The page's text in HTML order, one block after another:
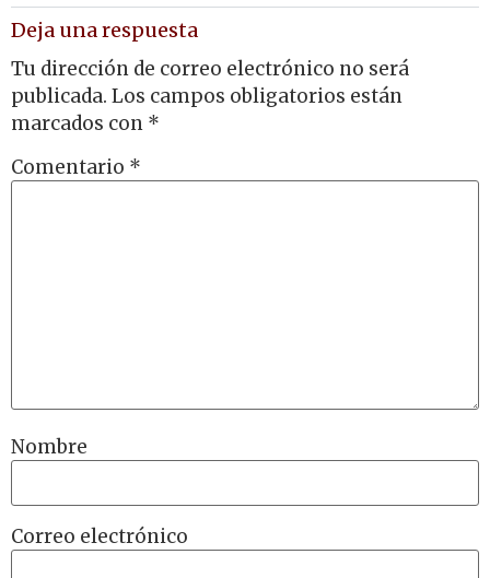
Deja una respuesta
Tu dirección de correo electrónico no será
publicada. Los campos obligatorios están
marcados con *
Comentario *
Nombre
Correo electrónico